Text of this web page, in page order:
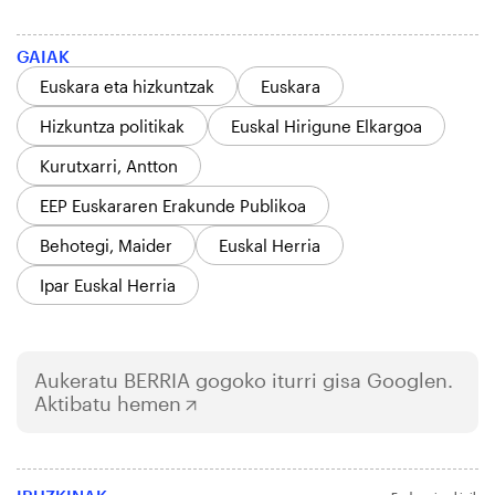
GAIAK
Euskara eta hizkuntzak
Euskara
Hizkuntza politikak
Euskal Hirigune Elkargoa
Kurutxarri, Antton
EEP Euskararen Erakunde Publikoa
Behotegi, Maider
Euskal Herria
Ipar Euskal Herria
Aukeratu BERRIA gogoko iturri gisa Googlen.
Aktibatu hemen